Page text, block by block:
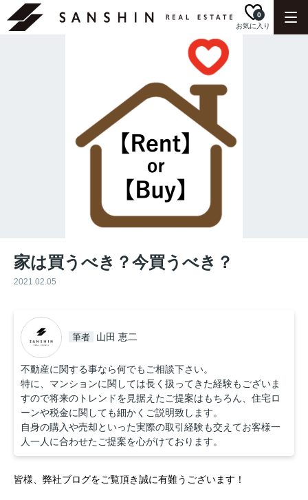
お気に入り
0
家は買うべき？今買うべき？
2021.02.05
筆者 山田 恵二
不動産に関する事なら何でもご相談下さい。
特に、マンションに関しては長く扱ってきた経験もございま
すので将来のトレンドを見据えたご提案はもちろん、住宅ロ
ーンや税金に関しても細かくご説明致します。
自身の購入や売却といった実際の取引経験も交えてお客様一
人一人に合わせたご提案を心がけております。
皆様、弊社ブログをご覧頂き誠に有難うございます！